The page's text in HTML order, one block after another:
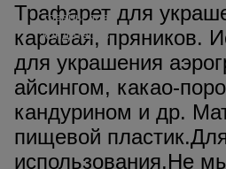
Трафарет для
каравая, пряников.
для украшения
айсингом, какао-
кандурином и др.
пищевой
использования.Не